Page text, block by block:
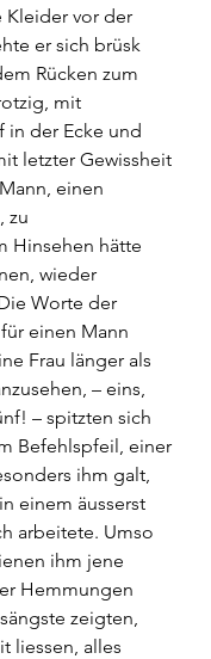
Kleider vor der
er sich brüsk
Rücken zum
mit
in der Ecke und
letzter Gewissheit
einen
zu
Hinsehen hätte
wieder
Worte der
einen Mann
Frau länger als
– eins,
– spitzten sich
Befehlspfeil, einer
ihm galt,
einem äusserst
arbeitete. Umso
ihm jene
Hemmungen
zeigten,
liessen, alles